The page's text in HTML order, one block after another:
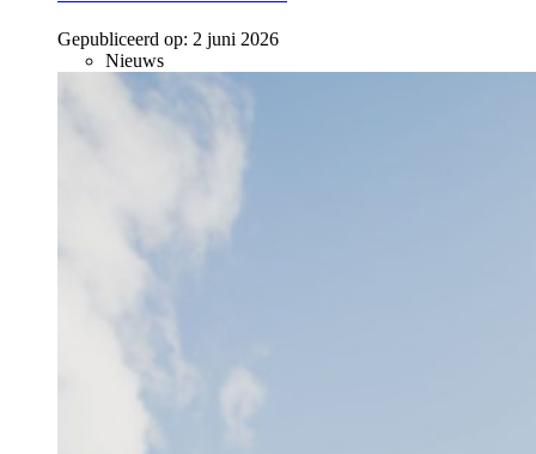
Gepubliceerd op: 2 juni 2026
Nieuws